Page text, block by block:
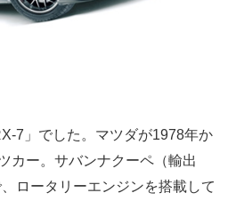
7」でした。マツダが1978年か
カー。サバンナクーペ（輸出
ロータリーエンジンを搭載して